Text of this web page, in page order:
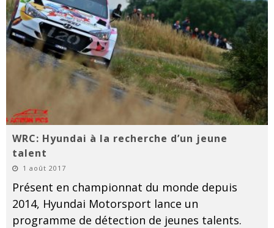
WRC: Hyundai à la recherche d’un jeune
talent
1 août 2017
Présent en championnat du monde depuis
2014, Hyundai Motorsport lance un
programme de détection de jeunes talents.